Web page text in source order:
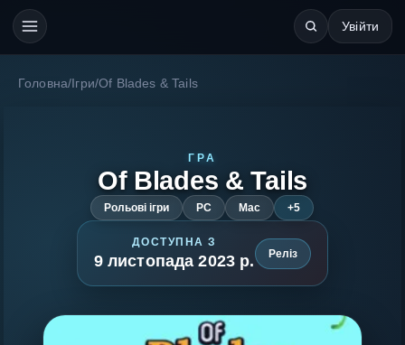
Увійти
Головна/ Ігри/Of Blades & Tails
ГРА
Of Blades & Tails
Рольові ігри PC Mac +5
ДОСТУПНА З
9 листопада 2023 р. Реліз